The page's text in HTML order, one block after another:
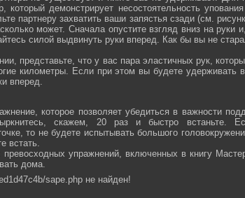
который демонстрирует несостоятельность
партнеру захватить ваши запястья сзади (см.
может. Сначала опустите взгляд вниз на руки
силой выдвинуть руки вперед. Как бы вы не
представьте, что у вас пара эластичных рук,
километры. Если при этом вы будете удерживать
вперед.
которое позволяет убедиться в важности
скажем, 20 раз и быстро встаньте.
то не будете испытывать большого
встать.
превосходных упражнений, включенных в книгу
дома.
sape.php не найден!